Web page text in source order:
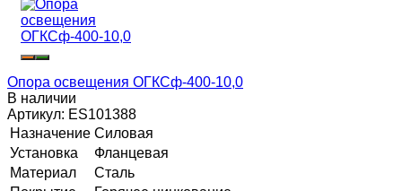
Опора освещения ОГКСф-400-10,0
В наличии
Артикул: ES101388
Назначение Силовая
Установка
Фланцевая
Материал
Сталь